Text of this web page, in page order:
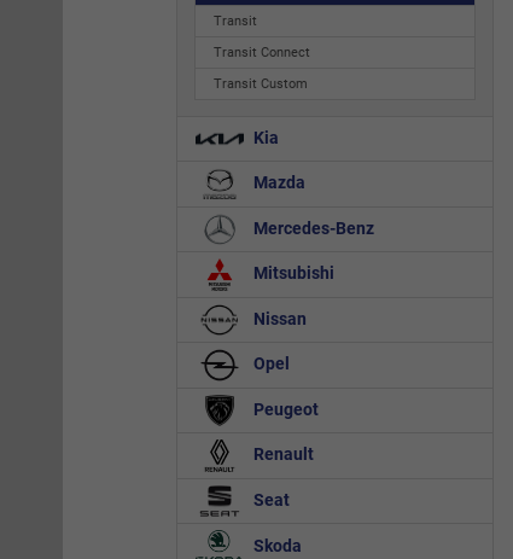
Transit
Transit Connect
Transit Custom
Kia
Mazda
Mercedes-Benz
Mitsubishi
Nissan
Opel
Peugeot
Renault
Seat
Skoda